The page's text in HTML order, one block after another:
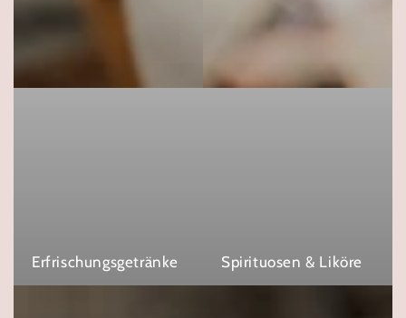
Erfrischungsgetränke Spirituosen & Liköre